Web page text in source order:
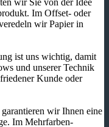
Im Offset- oder
wir Papier in
ist uns wichtig, damit
und unserer Technik
Kunde oder
wir Ihnen eine
Im Mehrfarben-